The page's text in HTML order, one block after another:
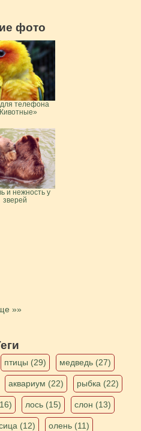
фото
телефона
и нежность у
зверей
»»
птицы (29) медведь (27)
аквариум (22) рыбка (22)
лось (15) слон (13)
(12)
олень (11)